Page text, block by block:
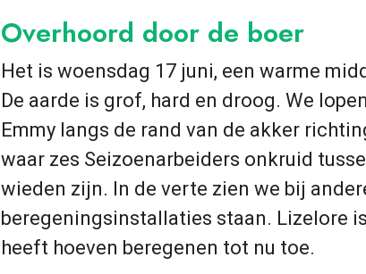
Overhoord door de boer
Het is woensdag 17 juni, een warme
De aarde is grof, hard en droog. We
Emmy langs de rand van de akker
waar zes Seizoenarbeiders onkruid
wieden zijn. In de verte zien we bij
beregeningsinstallaties staan. Lizelore
heeft hoeven beregenen tot nu toe.